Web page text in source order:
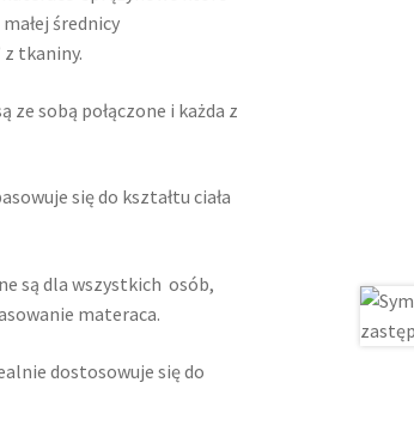
średnicy
z tkaniny.
ze sobą połączone i każda z
się do kształtu ciała
są dla wszystkich osób,
materaca.
dostosowuje się do